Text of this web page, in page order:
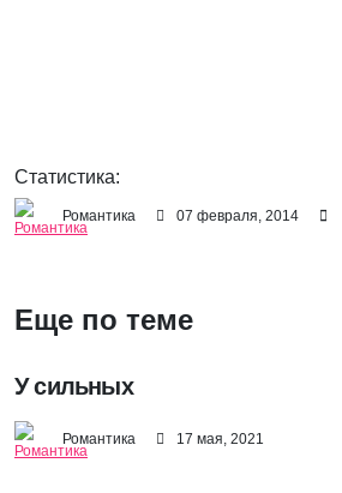
Статистика:
Романтика 07 февраля, 2014
Еще по теме
У сильных
Романтика 17 мая, 2021